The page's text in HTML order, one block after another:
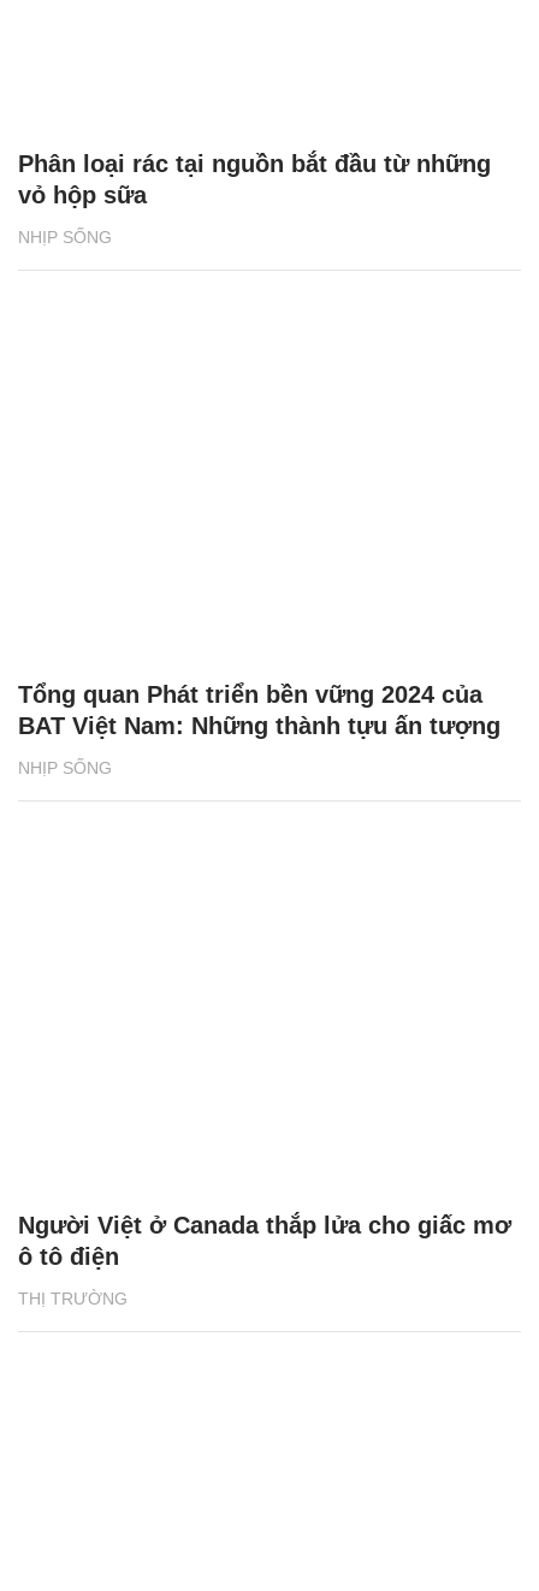
NHỊP SỐNG
Phân loại rác tại nguồn bắt đầu từ những
vỏ hộp sữa
NHỊP SỐNG
Tổng quan Phát triển bền vững 2024 của
BAT Việt Nam: Những thành tựu ấn tượng
THỊ TRƯỜNG
Người Việt ở Canada thắp lửa cho giấc mơ
ô tô điện